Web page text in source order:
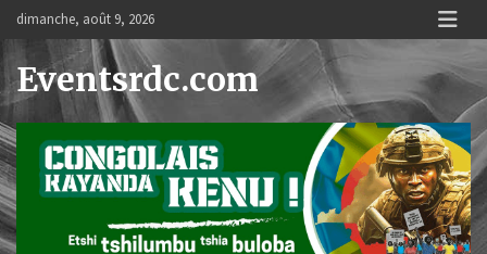
Skip
content
dimanche, août 9, 2026
Eventsrdc.com